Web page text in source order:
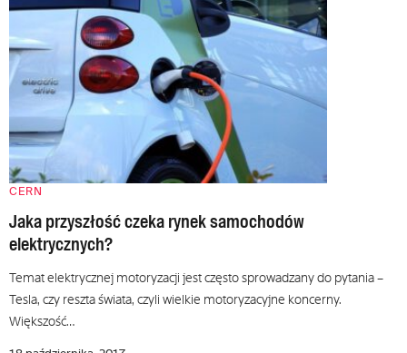
CERN
Jaka przyszłość czeka rynek samochodów
elektrycznych?
Temat elektrycznej motoryzacji jest często sprowadzany do pytania –
Tesla, czy reszta świata, czyli wielkie motoryzacyjne koncerny.
Większość…